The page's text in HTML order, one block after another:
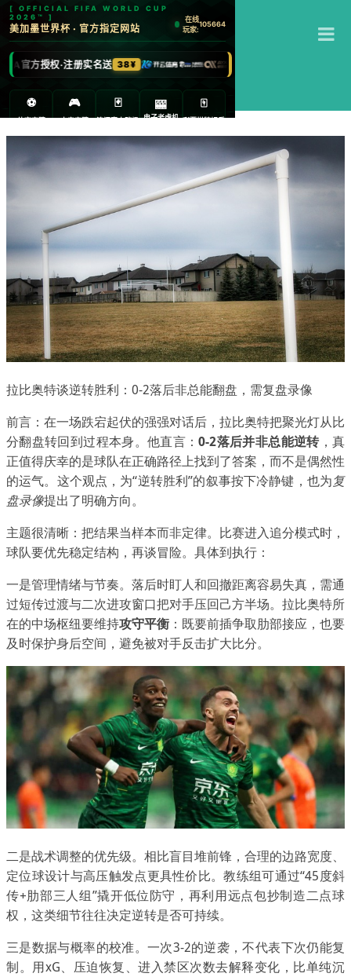
江南体育
拉比奥特谈逆转胜利：0-2落后非总能翻盘，需复盘录像
前言：在一场跌宕起伏的强强对话后，拉比奥特把聚光灯从比
分翻盘转回到过程本身。他直言：0-2落后并非总能逆转，真
正值得庆幸的是球队在正确路径上找到了答案，而不是偶然性
的运气。这个观点，为“逆转胜利”的叙事按下冷静键，也为复
盘录像提出了明确方向。
主题很清晰：把结果当样本而非定律。比赛进入追分模式时，
球队要优先稳定结构，再谈冒险。具体到执行：
一是管理情绪与节奏。落后时盯人和回撤距离容易失真，需通
过短传过渡与二次进攻窗口把对手压回己方半场。拉比奥特所
在的中场枢纽要维持攻守平衡 ：既要前插争取肋部接应，也要
及时保护身后空间，避免被对手反击扩大比分。
二是战术调整的优先级。相比盲目堆前锋，合理的边路宽度、
定位球设计与高压触发点更具性价比。教练组可通过“45度斜
传+肋部三人组”撬开低位防守，再利用远点包抄制造二点球
权，这类细节往往决定逆转是否可持续。
三是数据与概率的校准。一次3-2的逆袭，不代表下次仍能复
制。用xG、压迫恢复、进入禁区次数去解释变化，比单纯沉